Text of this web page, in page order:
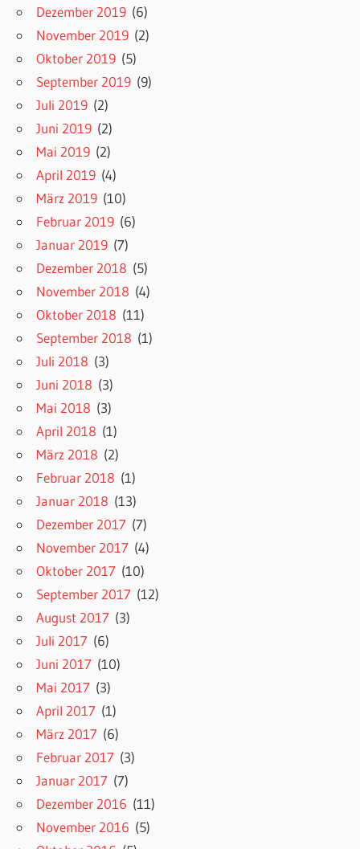
Dezember 2019 (6)
November 2019 (2)
Oktober 2019 (5)
September 2019 (9)
Juli 2019 (2)
Juni 2019 (2)
Mai 2019 (2)
April 2019 (4)
März 2019 (10)
Februar 2019 (6)
Januar 2019 (7)
Dezember 2018 (5)
November 2018 (4)
Oktober 2018 (11)
September 2018 (1)
Juli 2018 (3)
Juni 2018 (3)
Mai 2018 (3)
April 2018 (1)
März 2018 (2)
Februar 2018 (1)
Januar 2018 (13)
Dezember 2017 (7)
November 2017 (4)
Oktober 2017 (10)
September 2017 (12)
August 2017 (3)
Juli 2017 (6)
Juni 2017 (10)
Mai 2017 (3)
April 2017 (1)
März 2017 (6)
Februar 2017 (3)
Januar 2017 (7)
Dezember 2016 (11)
November 2016 (5)